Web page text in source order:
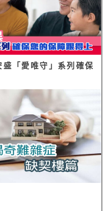
「愛唯守」系列確保